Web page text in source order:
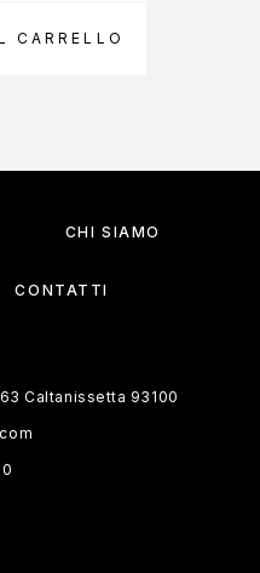
CARRELLO
CHI SIAMO
CONTATTI
Caltanissetta 93100